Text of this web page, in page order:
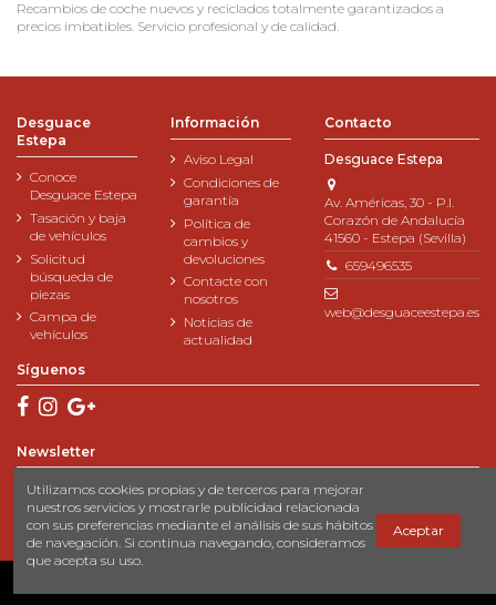
Recambios de coche nuevos y reciclados totalmente garantizados a
precios imbatibles. Servicio profesional y de calidad.
Desguace
Estepa
Conoce
Desguace Estepa
Tasación y baja
de vehículos
Solicitud
búsqueda de
piezas
Campa de
vehículos
Información
Aviso Legal
Condiciones de
garantía
Política de
cambios y
devoluciones
Contacte con
nosotros
Noticias de
actualidad
Contacto
Desguace Estepa
Av. Américas, 30 - P.I.
Corazón de Andalucía
41560 - Estepa (Sevilla)
659496535
web@desguaceestepa.es
Síguenos
Newsletter
Utilizamos cookies propias y de terceros para mejorar
nuestros servicios y mostrarle publicidad relacionada
con sus preferencias mediante el análisis de sus hábitos
de navegación. Si continua navegando, consideramos
que acepta su uso.
Aceptar